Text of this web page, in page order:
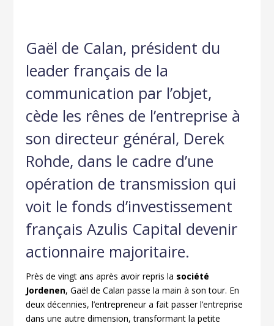
Gaël de Calan, président du
leader français de la
communication par l’objet,
cède les rênes de l’entreprise à
son directeur général, Derek
Rohde, dans le cadre d’une
opération de transmission qui
voit le fonds d’investissement
français Azulis Capital devenir
actionnaire majoritaire.
Près de vingt ans après avoir repris la société
Jordenen, Gaël de Calan passe la main à son tour. En
deux décennies, l’entrepreneur a fait passer l’entreprise
dans une autre dimension, transformant la petite